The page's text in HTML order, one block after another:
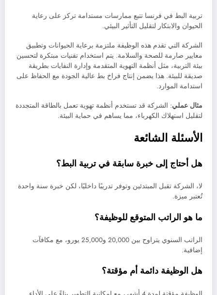
تربية البط في فرنسا تتبع ممارسات مستدامة تركز على رعاية
الحيوان والابتكار لتقليل التأثير البيئي.
الشركة التي تقدم هذه الوظيفة ملتزمة برعاية الحيوانات وتطبيق
معايير صارمة للصحة والسلامة. يتم استخدام تقنيات مبتكرة لتحسين
بيئة التربية، مثل أنظمة التهوية المتقدمة وإدارة النفايات بطريقة
صديقة للبيئة. هذا يضمن إنتاج فراخ بط عالية الجودة مع الحفاظ على
استدامة الموارد.
مثال عملي: الشركة قد تستخدم أنظمة تهوية تعمل بالطاقة المتجددة
لتقليل استهلاك الكهرباء، مما يساهم في حماية البيئة.
الأسئلة الشائعة
هل أحتاج إلى خبرة سابقة في تربية البط؟
لا، الشركة تقبل المبتدئين وتوفر تدريبًا داخليًا، لكن خبرة سنة واحدة
تُعتبر ميزة.
ما هو الراتب المتوقع للوظيفة؟
الراتب السنوي يتراوح بين 20,000 و25,000 يورو، مع مكافآت
إضافية.
هل الوظيفة دائمة أم مؤقتة؟